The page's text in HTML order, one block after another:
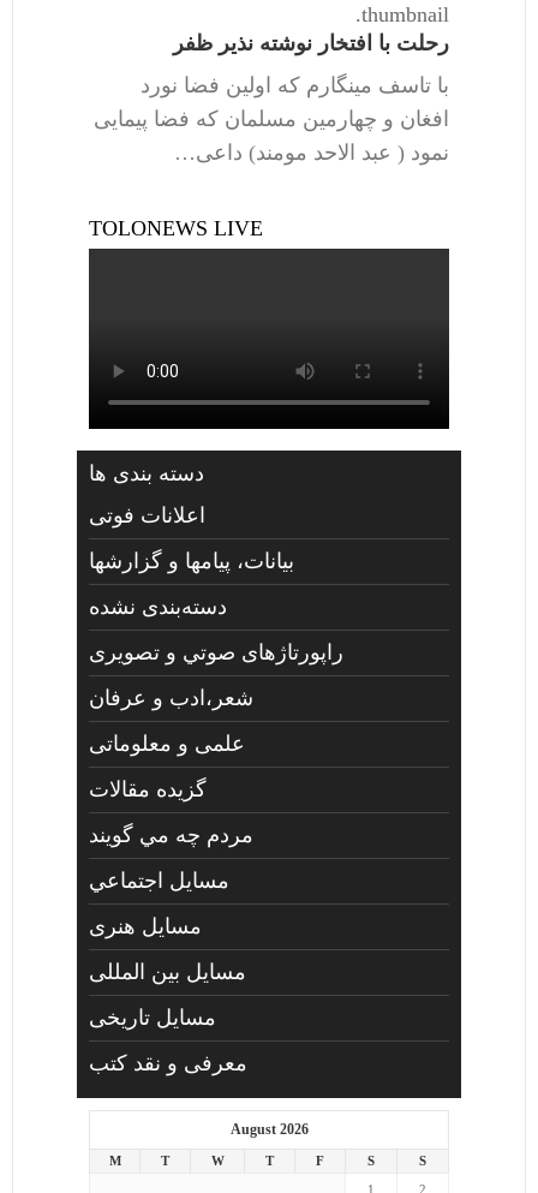
thumbnail.
رحلت با افتخار نوشته نذیر ظفر
با تاسف مینگارم که اولین فضا نورد
افغان و چهارمین مسلمان که فضا پیمایی
نمود ( عبد الاحد مومند) داعی…
TOLONEWS LIVE
دسته بندی ها
اعلانات فوتی
بیانات، پیامها و گزارشها
دسته‌بندی نشده
راپورتاژهای صوتي و تصويری
شعر،ادب و عرفان
علمی و معلوماتی
گزیده مقالات
مردم چه مي گويند
مسايل اجتماعي
مسايل هنری
مسایل بین المللی
مسایل تاریخی
معرفی و نقد کتب
August 2026
M T W T F S
S
1
2